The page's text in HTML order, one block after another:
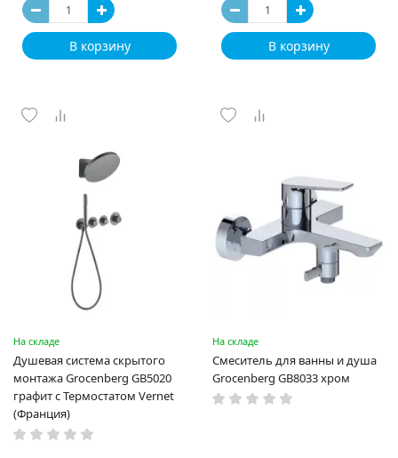
В корзину В корзину
На складе
Душевая система скрытого
монтажа Grocenberg GB5020
графит с Термостатом Vernet
(Франция)
На складе
Смеситель для ванны и душа
Grocenberg GB8033 хром